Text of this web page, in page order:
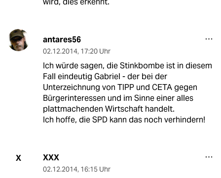
antares56
02.12.2014, 17:20 Uhr
Ich würde sagen, die Stinkbombe ist in diesem
Fall eindeutig Gabriel - der bei der
Unterzeichnung von TIPP und CETA gegen
Bürgerinteressen und im Sinne einer alles
plattmachenden Wirtschaft handelt.
Ich hoffe, die SPD kann das noch verhindern!
X XXX
02.12.2014, 16:15 Uhr